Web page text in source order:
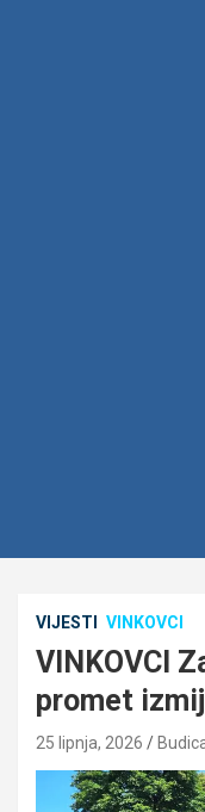
VIJESTI VINKOVCI
VINKOVCI
promet
25 lipnja, 2026